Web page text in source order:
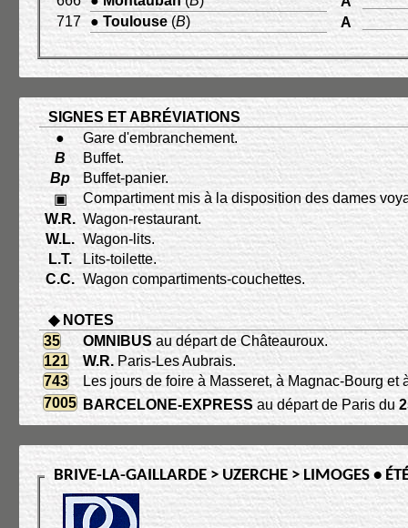
717
● Toulouse (B) A
SIGNES ET ABRÉVIATIONS
●
Gare d'embranchement.
B
Buffet.
Bp
Buffet-panier.
▣
Compartiment mis à la disposition des dames
W.R. Wagon-restaurant.
W.L. Wagon-lits.
L.T.
Lits-toilette.
C.C. Wagon compartiments-couchettes.
◆ NOTES
35
OMNIBUS au départ de Châteauroux.
121
W.R. Paris-Les Aubrais.
743
Les jours de foire à Masseret, à Magnac-Bourg et
7005 BARCELONE-EXPRESS au départ de Paris du
BRIVE-LA-GAILLARDE > UZERCHE > LIMOGES •